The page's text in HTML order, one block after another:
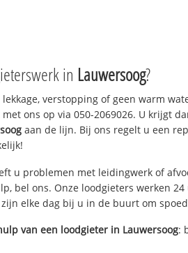
in Lauwersoog?
lekkage, verstopping of geen warm
ons op via 050-2069026. U krijgt
aan de lijn. Bij ons regelt u een
u problemen met leidingwerk of
bel ons. Onze loodgieters werken
elke dag bij u in de buurt om
van een loodgieter in Lauwersoog: